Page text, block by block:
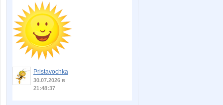
Pristavochka
30.07.2026 в
21:48:37